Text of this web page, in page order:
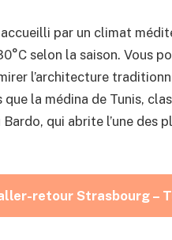
accueilli par un climat
selon la saison. Vous
l’architecture
la médina de Tunis,
qui abrite l’une des
retour Strasbourg –